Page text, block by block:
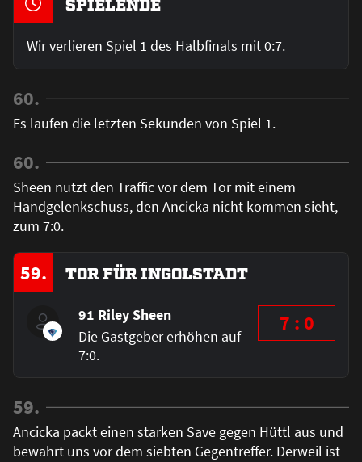
Wir verlieren Spiel 1 des Halbfinals mit 0:7.
60.
Es laufen die letzten Sekunden von Spiel 1.
60.
Sheen nutzt den Traffic vor dem Tor mit einem
Handgelenkschuss, den Ancicka nicht kommen sieht,
zum 7:0.
59. TOR FÜR INGOLSTADT
91 Riley Sheen
Die Gastgeber erhöhen auf
7:0.
7 : 0
59.
Ancicka packt einen starken Save gegen Hüttl aus und
bewahrt uns vor dem siebten Gegentreffer. Derweil ist